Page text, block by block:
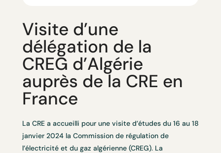
Visite d’une
délégation de la
CREG d’Algérie
auprès de la CRE en
France
La CRE a accueilli pour une visite d’études du 16 au 18
janvier 2024 la Commission de régulation de
l’électricité et du gaz algérienne (CREG). La